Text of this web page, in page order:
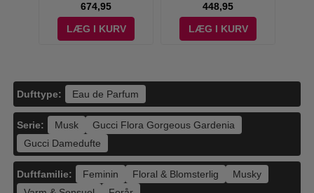
674,95
LÆG I KURV
448,95
LÆG I KURV
Dufttype: Eau de Parfum
Serie: Musk
Gucci Flora Gorgeous Gardenia
Gucci Damedufte
Duftfamilie: Feminin Floral & Blomsterlig
Musky